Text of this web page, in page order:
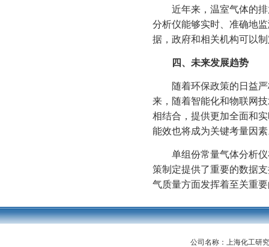
近年来，温室气体的排
分析仪能够实时、准确地
据，政府和相关机构可以
四、未来发展趋势
随着环保政策的日益严
来，随着智能化和物联网
相结合，提供更加全面和
能效也将成为关键考量因
单组份常量气体分析仪
策制定提供了重要的数据
气质量方面发挥着至关重
公司名称：上海化工研